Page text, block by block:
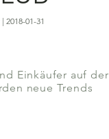
01-31
Einkäufer auf der
neue Trends